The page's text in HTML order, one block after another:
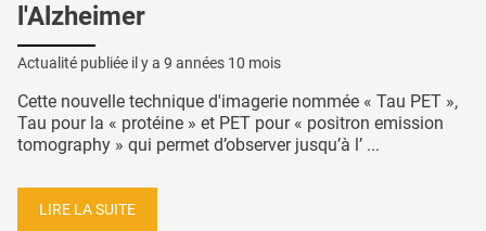
l'Alzheimer
Actualité publiée il y a 9 années 10 mois
Cette nouvelle technique d'imagerie nommée « Tau PET »,
Tau pour la « protéine » et PET pour « positron emission
tomography » qui permet d’observer jusqu’à l’ ...
LIRE LA SUITE